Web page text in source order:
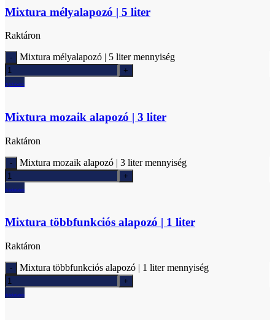
Mixtura mélyalapozó | 5 liter
Raktáron
Mixtura mélyalapozó | 5 liter mennyiség
Ajánlatkérés
Mixtura mozaik alapozó | 3 liter
Raktáron
Mixtura mozaik alapozó | 3 liter mennyiség
Ajánlatkérés
Mixtura többfunkciós alapozó | 1 liter
Raktáron
Mixtura többfunkciós alapozó | 1 liter mennyiség
Ajánlatkérés